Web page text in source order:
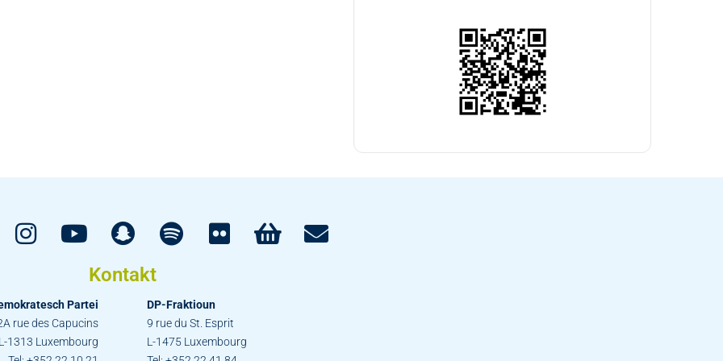
Kontakt
Partei
rue des Capucins
1313 Luxembourg
DP-Fraktioun
9 rue du St. Esprit
L-1475 Luxembourg